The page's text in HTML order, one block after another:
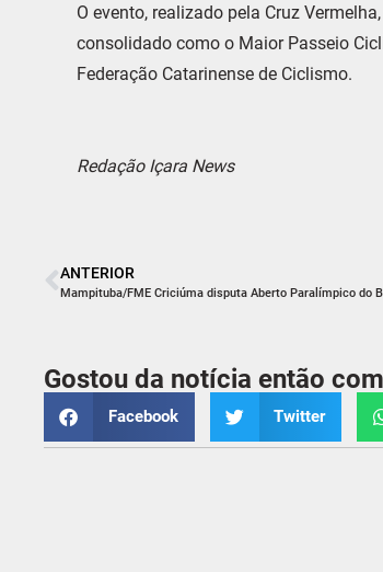
O evento, realizado pela Cruz
consolidado como o Maior Passeio
Federação Catarinense de Ciclismo.
Redação Içara News
ANTERIOR
Gostou da notícia então
Facebook Twitter